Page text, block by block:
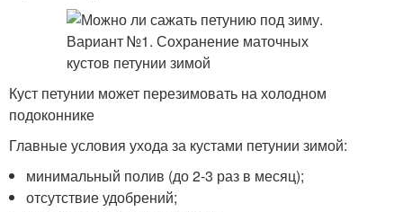
Куст петунии может перезимовать на холодном
подоконнике
Главные условия ухода за кустами петунии зимой:
минимальный полив (до 2-3 раз в месяц);
отсутствие удобрений;